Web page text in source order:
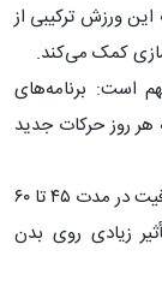
این ورزش ترکیبی از
کمک می‌کند.
است: برنامه‌های
روز حرکات جدید
افرادی که وقت کمی دارند: بیشتر جلسات کراس فیت در مدت ۴۵ تا ۶۰
زیادی روی بدن